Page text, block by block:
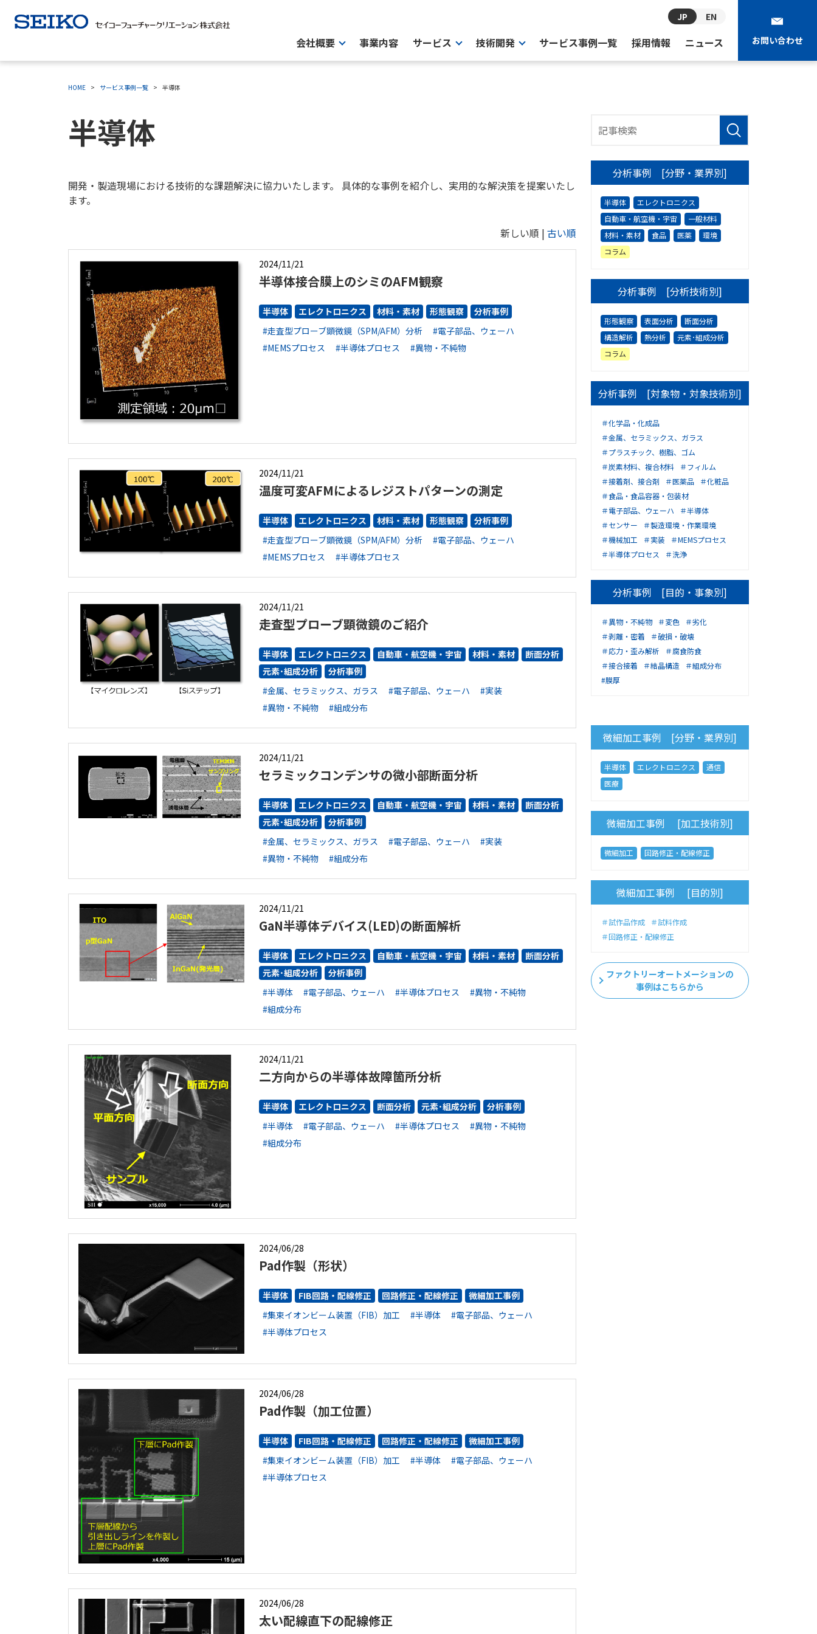
JP EN
会社概要 事業内容 サービス 技術開発 サービス事例一覧 採用情報 ニュース お問い合わせ
HOME サービス事例一覧 半導体
半導体
開発・製造現場における技術的な課題解決に協力いたします。 具体的な事例を紹介し、実用的な解決策を提案いたし
ます。
新しい順 | 古い順
2024/11/21
半導体接合膜上のシミのAFM観察
半導体 エレクトロニクス 材料・素材 形態観察
分析事例
#走査型プローブ顕微鏡（SPM/AFM）分析
#電子部品、ウェーハ
#MEMSプロセス
#半導体プロセス #異物・不純物
2024/11/21
温度可変AFMによるレジストパターンの測定
半導体 エレクトロニクス 材料・素材 形態観察
分析事例
#走査型プローブ顕微鏡（SPM/AFM）分析
#電子部品、ウェーハ
#MEMSプロセス
#半導体プロセス
2024/11/21
走査型プローブ顕微鏡のご紹介
半導体 エレクトロニクス 自動車・航空機・宇宙 材料・素材
断面分析
元素･組成分析
分析事例
#金属、セラミックス、ガラス
#電子部品、ウェーハ
#実装
#異物・不純物
#組成分布
2024/11/21
セラミックコンデンサの微小部断面分析
半導体 エレクトロニクス 自動車・航空機・宇宙 材料・素材
断面分析
元素･組成分析
分析事例
#金属、セラミックス、ガラス
#電子部品、ウェーハ
#実装
#異物・不純物
#組成分布
2024/11/21
GaN半導体デバイス(LED)の断面解析
半導体 エレクトロニクス 自動車・航空機・宇宙 材料・素材
断面分析
元素･組成分析
分析事例
#半導体
#電子部品、ウェーハ #半導体プロセス
#異物・不純物
#組成分布
2024/11/21
二方向からの半導体故障箇所分析
半導体 エレクトロニクス 断面分析 元素･組成分析
分析事例
#半導体
#電子部品、ウェーハ #半導体プロセス
#異物・不純物
#組成分布
2024/06/28
Pad作製（形状）
半導体 FIB回路・配線修正 回路修正・配線修正
微細加工事例
#集束イオンビーム装置（FIB）加工
#半導体
#電子部品、ウェーハ
#半導体プロセス
2024/06/28
Pad作製（加工位置）
半導体 FIB回路・配線修正 回路修正・配線修正
微細加工事例
#集束イオンビーム装置（FIB）加工
#半導体
#電子部品、ウェーハ
#半導体プロセス
2024/06/28
太い配線直下の配線修正
分析事例 [分野・業界別]
半導体
エレクトロニクス
自動車・航空機・宇宙
一般材料
材料・素材
食品 医薬
環境
コラム
分析事例 [分析技術別]
形態観察 表面分析
断面分析
構造解析
熱分析
元素･組成分析
コラム
分析事例 [対象物・対象技術別]
＃化学品・化成品
＃金属、セラミックス、ガラス
＃プラスチック、樹脂、ゴム
＃炭素材料、複合材料
＃フィルム
＃接着剤、接合剤
＃医薬品
＃化粧品
＃食品・食品容器・包装材
＃電子部品、ウェーハ
＃半導体
＃センサー
＃製造環境・作業環境
＃機械加工
＃実装
＃MEMSプロセス
＃半導体プロセス
＃洗浄
分析事例 [目的・事象別]
＃異物・不純物 ＃変色
＃劣化
＃剥離・密着
＃破損・破壊
＃応力・歪み解析
＃腐食防食
＃接合接着
＃結晶構造
＃組成分布
#膜厚
微細加工事例 [分野・業界別]
半導体 エレクトロニクス
通信
医療
微細加工事例 [加工技術別]
微細加工 回路修正・配線修正
微細加工事例 [目的別]
＃試作品作成
＃試料作成
＃回路修正・配線修正
ファクトリーオートメーションの
事例はこちらから